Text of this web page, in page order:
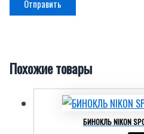
Похожие товары
БИНОКЛЬ NIKON